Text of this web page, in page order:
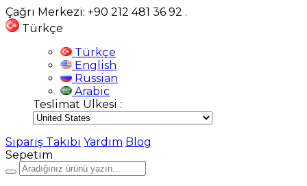
Çağrı Merkezi: +90 212 481 36 92 .
Türkçe
Türkçe
English
Russian
Arabic
Teslimat Ülkesi :
Sipariş Takibi Yardım Blog
Sepetim